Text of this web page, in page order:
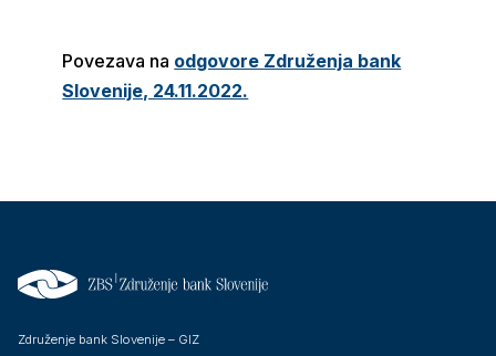
Povezava na odgovore Združenja bank
Slovenije, 24.11.2022.
Združenje bank Slovenije – GIZ